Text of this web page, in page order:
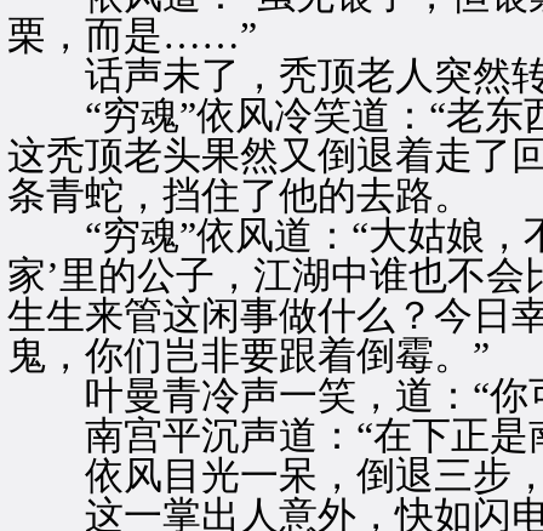
栗，而是……”
话声未了，秃顶老人突然
“穷魂”依风冷笑道：“老东
这秃顶老头果然又倒退着走了
条青蛇，挡住了他的去路。
“穷魂”依风道：“大姑娘，
家’里的公子，江湖中谁也不
生生来管这闲事做什么？今日
鬼，你们岂非要跟着倒霉。”
叶曼青冷声一笑，道：“
南宫平沉声道：“在下正是
依风目光一呆，倒退三步，
这一掌出人意外，快如闪电